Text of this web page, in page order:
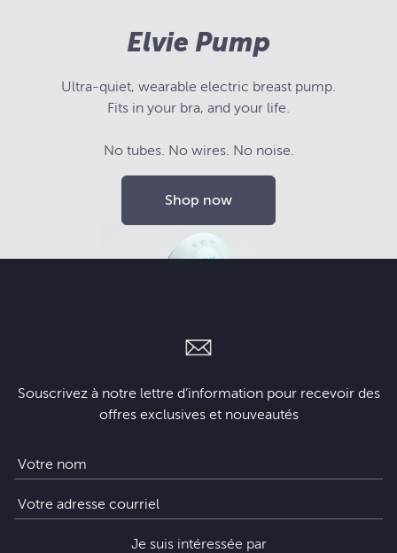
Elvie Pump
Ultra-quiet, wearable electric breast pump.
Fits in your bra, and your life.
No tubes. No wires. No noise.
Shop now
Souscrivez à notre lettre d’information pour recevoir des
offres exclusives et nouveautés
Je suis intéressée par